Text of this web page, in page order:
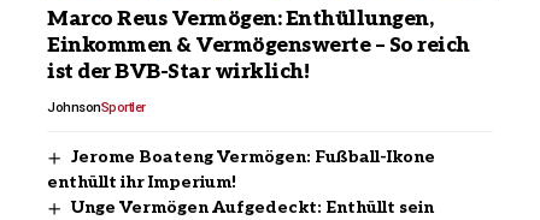
Marco Reus Vermögen: Enthüllungen,
Einkommen & Vermögenswerte – So reich
ist der BVB-Star wirklich!
JohnsonSportler
Jerome Boateng Vermögen: Fußball-Ikone
enthüllt ihr Imperium!
Unge Vermögen Aufgedeckt: Enthüllt sein